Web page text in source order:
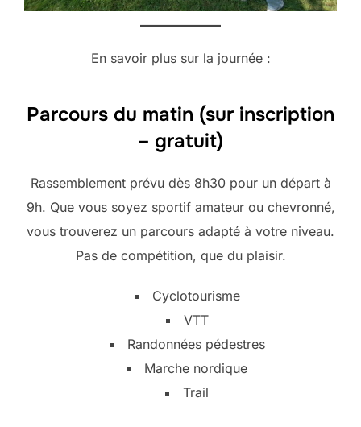
En savoir plus sur la journée :
Parcours du matin (sur inscription
– gratuit)
Rassemblement prévu dès 8h30 pour un départ à
9h. Que vous soyez sportif amateur ou chevronné,
vous trouverez un parcours adapté à votre niveau.
Pas de compétition, que du plaisir.
Cyclotourisme
VTT
Randonnées pédestres
Marche nordique
Trail